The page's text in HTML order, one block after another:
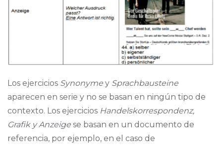
Los ejercicios Synonyme y Sprachbausteine
aparecen en serie y no se basan en ningún tipo de
contexto. Los ejercicios Handelskorrespondenz,
Grafik y Anzeige se basan en un documento de
referencia, por ejemplo, en el caso de